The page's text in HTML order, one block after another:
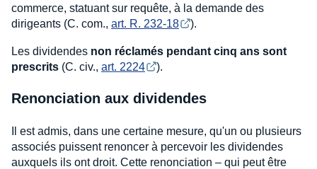
commerce, statuant sur requête, à la demande des
dirigeants (C. com., art. R. 232-18 ).
Les dividendes non réclamés pendant cinq ans sont
prescrits (C. civ., art. 2224 ).
Renonciation aux dividendes
Il est admis, dans une certaine mesure, qu'un ou plusieurs
associés puissent renoncer à percevoir les dividendes
auxquels ils ont droit. Cette renonciation – qui peut être